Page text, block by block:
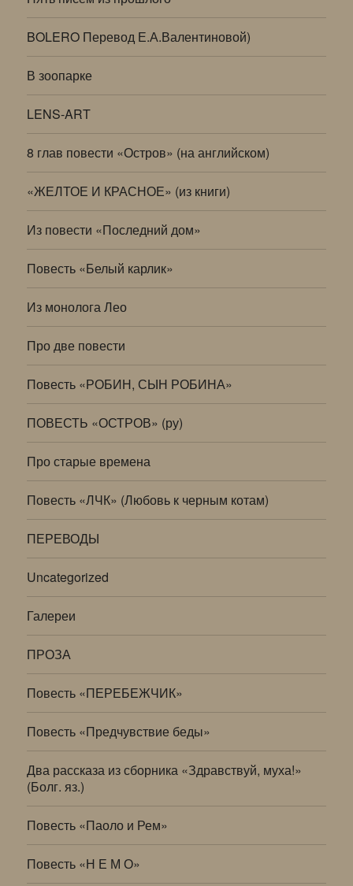
BOLERO Перевод Е.А.Валентиновой)
В зоопарке
LENS-ART
8 глав повести «Остров» (на английском)
«ЖЕЛТОЕ И КРАСНОЕ» (из книги)
Из повести «Последний дом»
Повесть «Белый карлик»
Из монолога Лео
Про две повести
Повесть «РОБИН, СЫН РОБИНА»
ПОВЕСТЬ «ОСТРОВ» (ру)
Про старые времена
Повесть «ЛЧК» (Любовь к черным котам)
ПЕРЕВОДЫ
Uncategorized
Галереи
ПРОЗА
Повесть «ПЕРЕБЕЖЧИК»
Повесть «Предчувствие беды»
Два рассказа из сборника «Здравствуй, муха!»
(Болг. яз.)
Повесть «Паоло и Рем»
Повесть «Н Е М О»